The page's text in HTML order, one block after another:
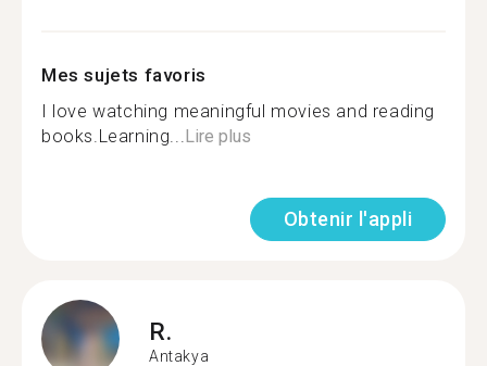
Mes sujets favoris
I love watching meaningful movies and reading
books.Learning...Lire plus
Obtenir l'appli
R.
Antakya